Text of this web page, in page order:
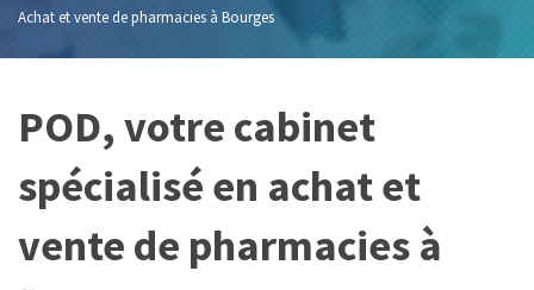
Achat et vente de pharmacies à Bourges
POD, votre cabinet
spécialisé en achat et
vente de pharmacies à